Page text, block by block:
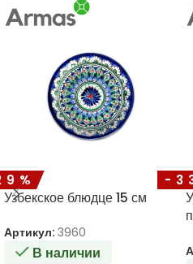
Узбекское блюдце 15 см
Артикул: 3960
В наличии
-